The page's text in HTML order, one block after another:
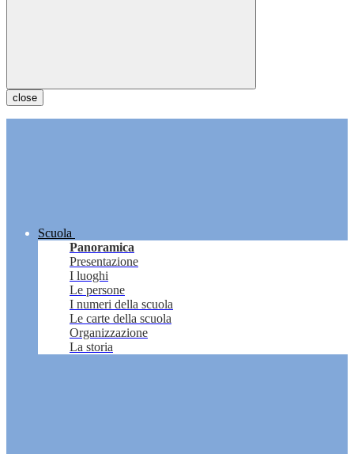
close
Scuola
Panoramica
Presentazione
I luoghi
Le persone
I numeri della scuola
Le carte della scuola
Organizzazione
La storia